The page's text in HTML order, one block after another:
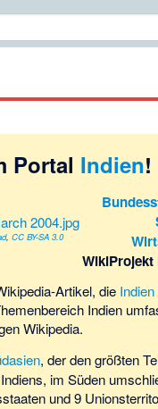
Portal Indien!
,CC BY-SA 3.0
WikiProjekt
Artikel, die Indien
Indien
Wikipedia.
, der den größten
im Süden
und 9